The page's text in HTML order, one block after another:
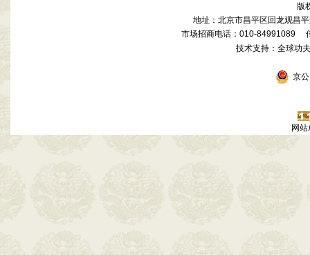
版
地址：北京市昌平区回龙观昌
市场招商电话：010-84991089
技术支持：全球
京公
网